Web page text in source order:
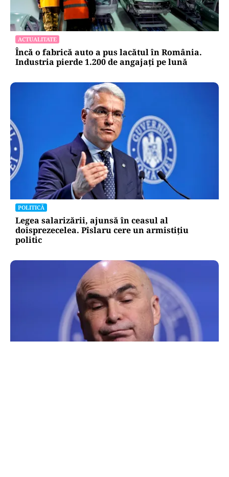
ACTUALITATE
Încă o fabrică auto a pus lacătul în România.
Industria pierde 1.200 de angajați pe lună
POLITICĂ
Legea salarizării, ajunsă în ceasul al
doisprezecelea. Pîslaru cere un armistițiu
politic